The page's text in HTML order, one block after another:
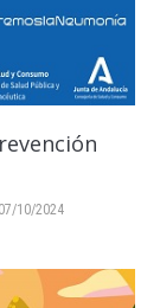
07/10/2024